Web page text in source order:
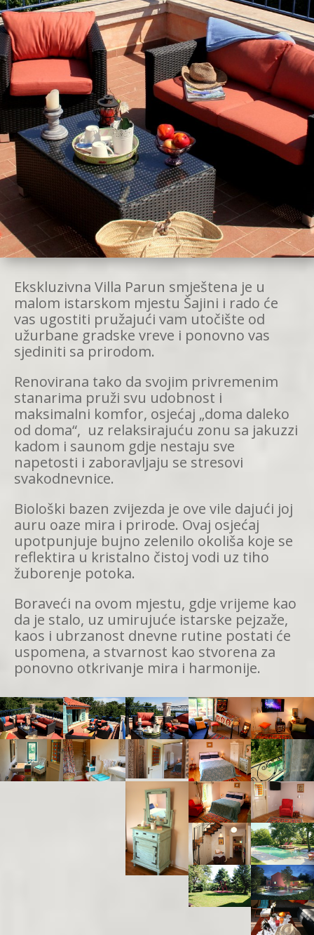
Ekskluzivna Villa Parun smještena je u
malom istarskom mjestu Šajini i rado će
vas ugostiti pružajući vam utočište od
užurbane gradske vreve i ponovno vas
sjediniti sa prirodom.
Renovirana tako da svojim privremenim
stanarima pruži svu udobnost i
maksimalni komfor, osjećaj „doma daleko
od doma“, uz relaksirajuću zonu sa jakuzzi
kadom i saunom gdje nestaju sve
napetosti i zaboravljaju se stresovi
svakodnevnice.
Biološki bazen zvijezda je ove vile dajući joj
auru oaze mira i prirode. Ovaj osjećaj
upotpunjuje bujno zelenilo okoliša koje se
reflektira u kristalno čistoj vodi uz tiho
žuborenje potoka.
Boraveći na ovom mjestu, gdje vrijeme kao
da je stalo, uz umirujuće istarske pejzaže,
kaos i ubrzanost dnevne rutine postati će
uspomena, a stvarnost kao stvorena za
ponovno otkrivanje mira i harmonije.